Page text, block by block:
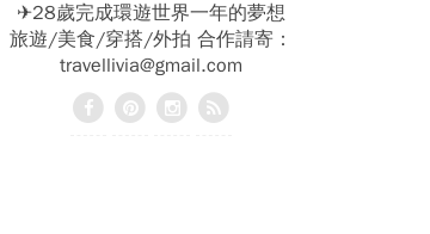
✈28歲完成環遊世界一年的夢想
旅遊/美食/穿搭/外拍 合作請寄：
travellivia@gmail.com